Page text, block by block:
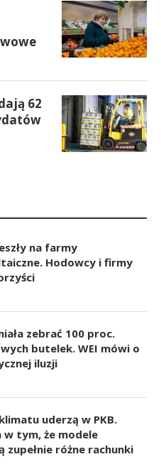
62
na farmy
Hodowcy i firmy
zebrać 100 proc.
butelek. WEI mówi o
iluzji
uderzą w PKB.
w tym, że modele
zupełnie różne rachunki